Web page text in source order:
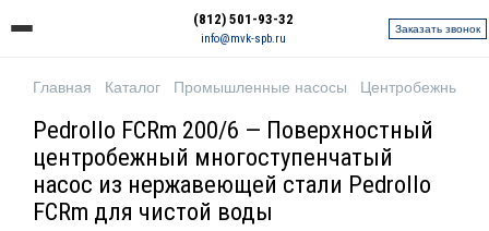
(812) 501-93-32
info@mvk-spb.ru
Заказать звонок
Главная Каталог Промышленные насосы Центробежные
Pedrollo FCRm 200/6 — Поверхностный
центробежный многоступенчатый
насос из нержавеющей стали Pedrollo
FCRm для чистой воды